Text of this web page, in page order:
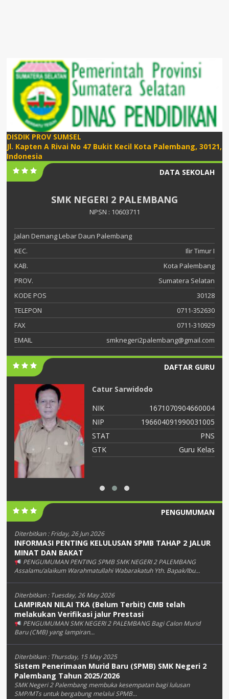
DISDIK PROV SUMSEL
Jl. Kapten A Rivai No 47 Bukit Kecil Kota Palembang, 30121,
Indonesia
DATA SEKOLAH
SMK NEGERI 2 PALEMBANG
NPSN : 10603711
Jalan Demang Lebar Daun Palembang
KEC.
Ilir Timur I
KAB.
Kota Palembang
PROV.
Sumatera Selatan
KODE POS
30128
TELEPON
0711-352630
FAX
0711-310929
EMAIL
smknegeri2palembang@gmail.com
DAFTAR GURU
Catur Sarwidodo
NIK
1671070904660004
NIP
196604091990031005
STAT
PNS
GTK
Guru Kelas
PENGUMUMAN
Diterbitkan :Friday, 26 Jun 2026
INFORMASI PENTING KELULUSAN SPMB TAHAP 2 JALUR
MINAT DAN BAKAT
PENGUMUMAN PENTING SPMB SMK NEGERI 2 PALEMBANG
Assalamu’alaikum Warahmatullahi Wabarakatuh Yth. Bapak/Ibu...
Diterbitkan : Tuesday, 26 May 2026
LAMPIRAN NILAI TKA (Belum Terbit) CMB telah
melakukan Verifikasi jalur Prestasi
PENGUMUMAN SMK NEGERI 2 PALEMBANG Bagi Calon Murid
Baru (CMB) yang lampiran...
Diterbitkan : Thursday, 15 May 2025
Sistem Penerimaan Murid Baru (SPMB) SMK Negeri 2
Palembang Tahun 2025/2026
SMK Negeri 2 Palembang membuka kesempatan bagi lulusan
SMP/MTs untuk bergabung melalui SPMB...